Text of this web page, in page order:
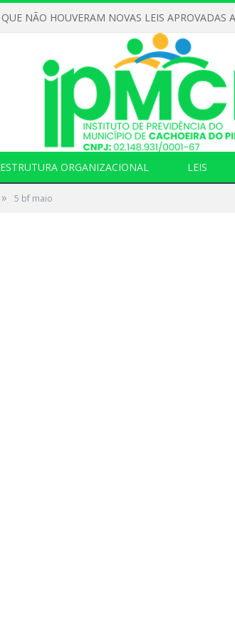
ESTRUTURA ORGANIZACIONAL LEIS
» 5 bf maio